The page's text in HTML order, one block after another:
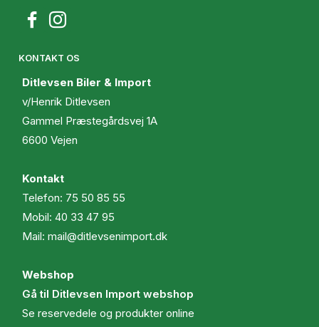
KONTAKT OS
Ditlevsen Biler & Import
v/Henrik Ditlevsen
Gammel Præstegårdsvej 1A
6600 Vejen
Kontakt
Telefon: 75 50 85 55
Mobil: 40 33 47 95
Mail: mail@ditlevsenimport.dk
Webshop
Gå til Ditlevsen Import webshop
Se reservedele og produkter online